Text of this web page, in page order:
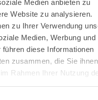
Medien anbieten zu
Website zu analysieren.
zu Ihrer Verwendung
Medien, Werbung und
diese Informationen
zusammen, die Sie ihnen
Rahmen Ihrer Nutzung
FÜR BODEN-